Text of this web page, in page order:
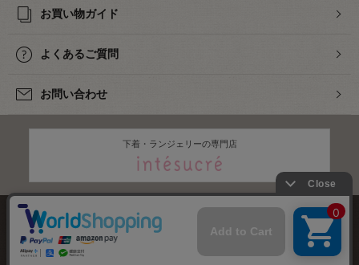
お買い物ガイド
よくあるご質問
お問い合わせ
下着・ランジェリーの専門店
株式会社オカダヤ
特定商取引法に基づく表記 プライバシーポリシー サイトマップ